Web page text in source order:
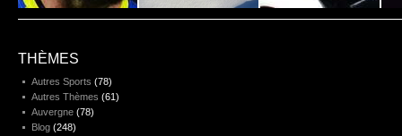
THÈMES
Autres Sports (78)
Autres Thèmes (61)
Auvergne (78)
Blog (248)